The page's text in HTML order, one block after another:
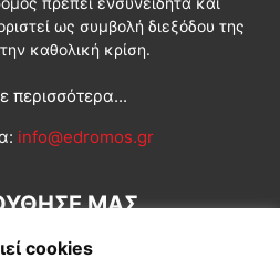
ως συμβολή διεξόδου της
καθολική κρίση.
περισσότερα...
info@edromos.gr
ΜΑΣ
cookies